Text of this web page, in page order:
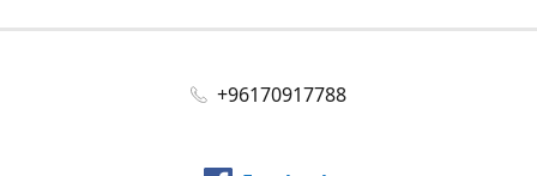
+96170917788